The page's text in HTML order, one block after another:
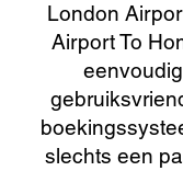
London
Airport To
slechts een